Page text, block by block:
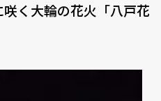
咲く大輪の花火「八戸花